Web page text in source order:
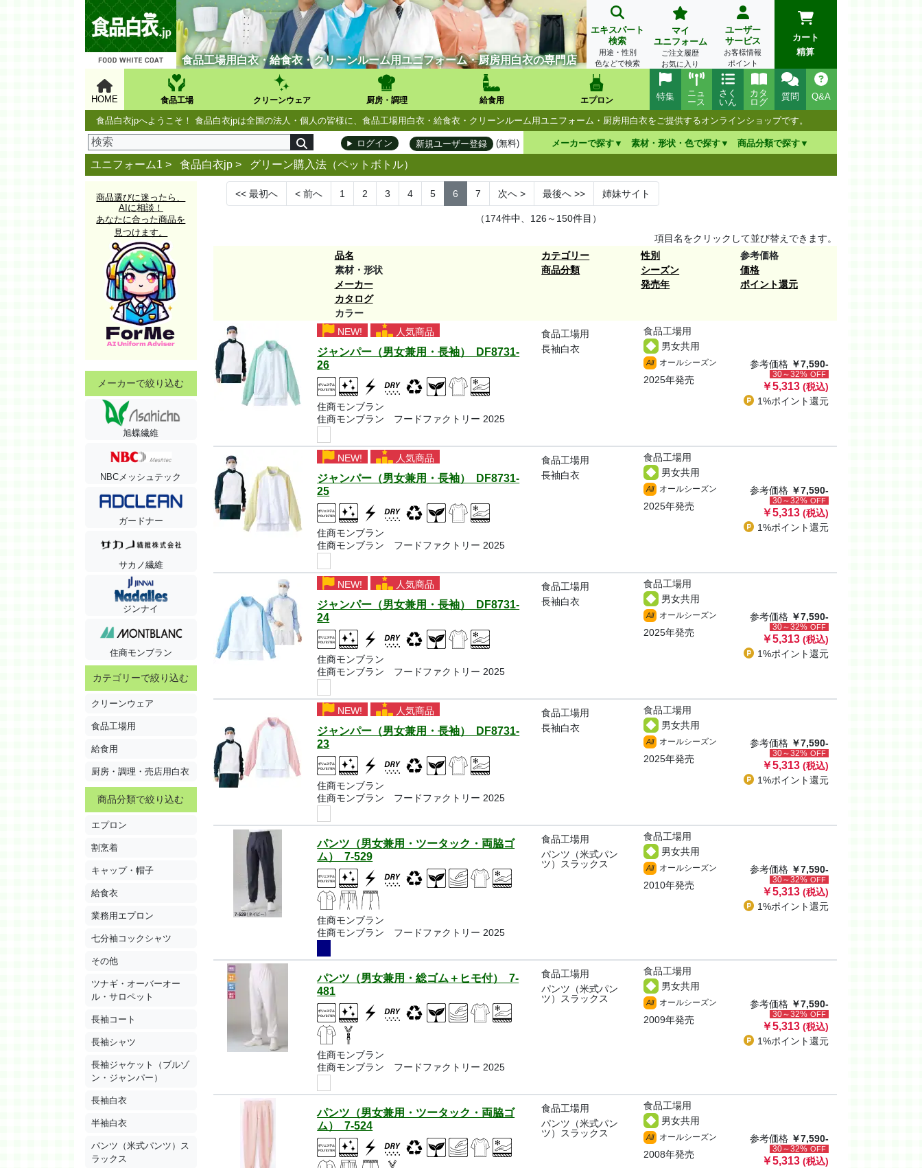
食品工場用白衣・給食衣・クリーンルーム用ユニフォーム・厨房用白衣の専門店
エキスパート
検索
用途・性別
色などで検索
マイ
ユニフォーム
ご注文履歴
お気に入り
ユーザー
サービス
お客様情報
ポイント
カート
精算
HOME 食品工場 クリーンウェア 厨房・調理 給食用 エプロン Q&A
質問
カタ
ログ
さく
いん
ニュ
ース
特集
食品白衣jpへようこそ！ 食品白衣jpは全国の法人・個人の皆様に、食品工場用白衣・給食衣・クリーンルーム用ユニフォーム・厨房用白衣をご提供するオンラインショップです。
ログイン 新規ユーザー登録 (無料) メーカーで探す 素材・形状・色で探す 商品分類で探す
ユニフォーム1 > 食品白衣jp > グリーン購入法（ペットボトル）
商品選びに迷ったら、
AIに相談！
あなたに合った商品を
見つけます。
メーカーで絞り込む
旭蝶繊維
NBCメッシュテック
ガードナー
サカノ繊維
ジンナイ
住商モンブラン
カテゴリーで絞り込む
クリーンウェア
食品工場用
給食用
厨房・調理・売店用白衣
商品分類で絞り込む
エプロン
割烹着
キャップ・帽子
給食衣
業務用エプロン
七分袖コックシャツ
その他
ツナギ・オーバーオー
ル・サロペット
長袖コート
長袖シャツ
長袖ジャケット（ブルゾ
ン・ジャンパー）
長袖白衣
半袖白衣
パンツ（米式パンツ）ス
ラックス
<< 最初へ < 前へ 1 2 3 4 5 6 7 次へ> 最後へ>> 姉妹サイト
（174件中、126～150件目）
項目名をクリックして並び替えできます。
品名
素材・形状
メーカー
カタログ
カラー
カテゴリー
商品分類
性別
シーズン
発売年
参考価格
価格
ポイント還元
NEW! 人気商品
ジャンパー（男女兼用・長袖） DF8731-
26
住商モンブラン
住商モンブラン フードファクトリー 2025
食品工場用
長袖白衣
食品工場用
男女共用
All オールシーズン
2025年発売
参考価格 ￥7,590-
30～32% OFF
￥5,313 (税込)
1%ポイント還元
NEW! 人気商品
ジャンパー（男女兼用・長袖） DF8731-
25
住商モンブラン
住商モンブラン フードファクトリー 2025
食品工場用
長袖白衣
食品工場用
男女共用
All オールシーズン
2025年発売
参考価格 ￥7,590-
30～32% OFF
￥5,313 (税込)
1%ポイント還元
NEW! 人気商品
ジャンパー（男女兼用・長袖） DF8731-
24
住商モンブラン
住商モンブラン フードファクトリー 2025
食品工場用
長袖白衣
食品工場用
男女共用
All オールシーズン
2025年発売
参考価格 ￥7,590-
30～32% OFF
￥5,313 (税込)
1%ポイント還元
NEW! 人気商品
ジャンパー（男女兼用・長袖） DF8731-
23
住商モンブラン
住商モンブラン フードファクトリー 2025
食品工場用
長袖白衣
食品工場用
男女共用
All オールシーズン
2025年発売
参考価格 ￥7,590-
30～32% OFF
￥5,313 (税込)
1%ポイント還元
パンツ（男女兼用・ツータック・両脇ゴ
ム） 7-529
住商モンブラン
住商モンブラン フードファクトリー 2025
食品工場用
パンツ（米式パン
ツ）スラックス
食品工場用
男女共用
All オールシーズン
2010年発売
参考価格 ￥7,590-
30～32% OFF
￥5,313 (税込)
1%ポイント還元
パンツ（男女兼用・総ゴム＋ヒモ付） 7-
481
住商モンブラン
住商モンブラン フードファクトリー 2025
食品工場用
パンツ（米式パン
ツ）スラックス
食品工場用
男女共用
All オールシーズン
2009年発売
参考価格 ￥7,590-
30～32% OFF
￥5,313 (税込)
1%ポイント還元
パンツ（男女兼用・ツータック・両脇ゴ
ム） 7-524
食品工場用
パンツ（米式パン
ツ）スラックス
食品工場用
男女共用
All オールシーズン
2008年発売
参考価格 ￥7,590-
30～32% OFF
￥5,313 (税込)